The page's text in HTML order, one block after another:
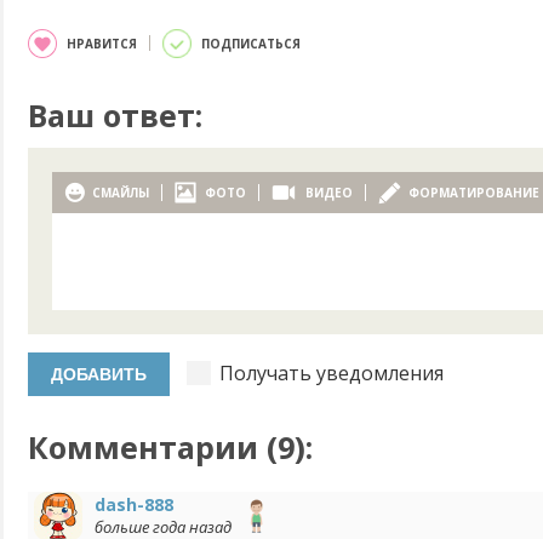
НРАВИТСЯ ПОДПИСАТЬСЯ
Ваш ответ:
СМАЙЛЫ ФОТО ВИДЕО ФОРМАТИРОВАНИЕ
Получать уведомления
Комментарии (9):
dash-888
больше года назад